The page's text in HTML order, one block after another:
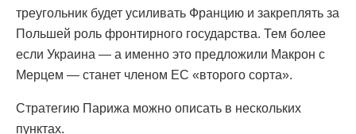
треугольник будет усиливать Францию и закреплять за
Польшей роль фронтирного государства. Тем более
если Украина — а именно это предложили Макрон с
Мерцем — станет членом ЕС «второго сорта».
Стратегию Парижа можно описать в нескольких
пунктах.